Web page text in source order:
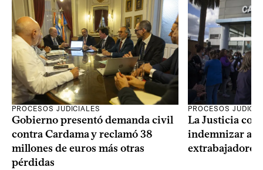
PROCESOS JUDICIALES
Gobierno presentó demanda civil
contra Cardama y reclamó 38
millones de euros más otras
pérdidas
PROCESOS
La Justicia
indemnizar a
extrabajadores